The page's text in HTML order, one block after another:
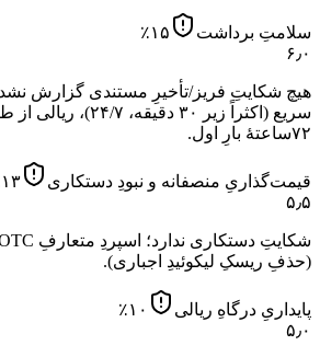
سلامتِ برداشت ۱۵٪
۶٫۰
هیچ شکایتِ فریز/تأخیرِ مستندی گزارش
سریع (اکثراً زیر ۳۰
۷۲ساعتهٔ بارِ اول.
قیمت‌گذاریِ منصفانه و نبودِ دستکاری ۱۳
۵٫۵
(حذفِ ریسکِ لیکوئیدِ اجباری).
پایداریِ درگاهِ ریالی ۱۰٪
۵٫۰